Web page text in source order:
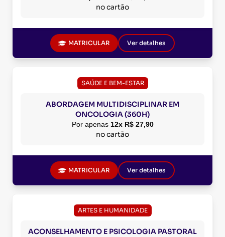
no cartão
MATRICULAR Ver detalhes
SAÚDE E BEM-ESTAR
ABORDAGEM MULTIDISCIPLINAR EM
ONCOLOGIA (360H)
Por apenas 12x R$ 27,90
no cartão
MATRICULAR Ver detalhes
ARTES E HUMANIDADE
ACONSELHAMENTO E PSICOLOGIA PASTORAL